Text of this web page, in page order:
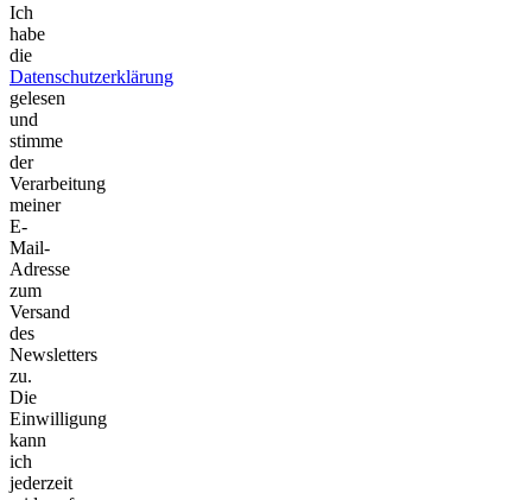
Ich
habe
die
Datenschutzerklärung
gelesen
und
stimme
der
Verarbeitung
meiner
E-
Mail-
Adresse
zum
Versand
des
Newsletters
zu.
Die
Einwilligung
kann
ich
jederzeit